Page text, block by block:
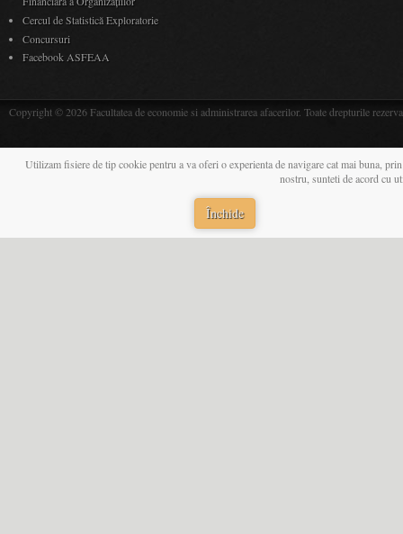
Cercul de Statistică Exploratorie
Concursuri
Facebook ASFEAA
Copyright © 2026 Facultatea de economie si administrarea afacerilor. Toate drepturile
Utilizam fisiere de tip cookie pentru a va oferi o experienta de navigare cat mai buna,
nostru, sunteti de acord cu
Închide